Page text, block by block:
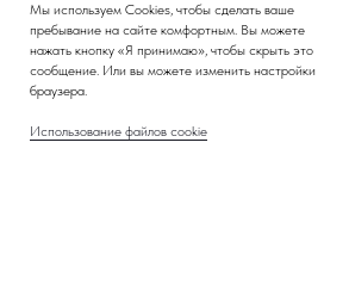
Мы используем Cookies, чтобы сделать ваше
пребывание на сайте комфортным. Вы можете
нажать кнопку «Я принимаю», чтобы скрыть это
сообщение. Или вы можете изменить настройки
браузера.
Использование файлов cookie